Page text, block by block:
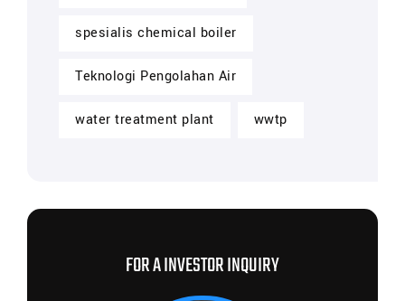
spesialis chemical boiler
Teknologi Pengolahan Air
water treatment plant wwtp
FOR A INVESTOR INQUIRY